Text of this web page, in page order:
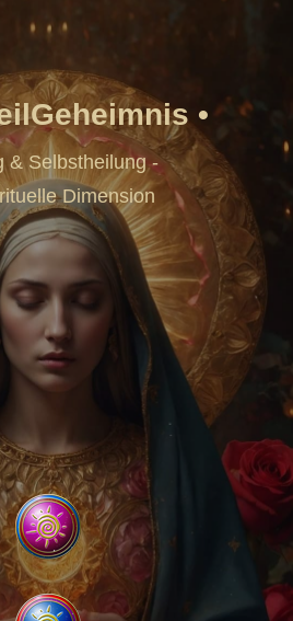
& Selbstheilung -
Dimension